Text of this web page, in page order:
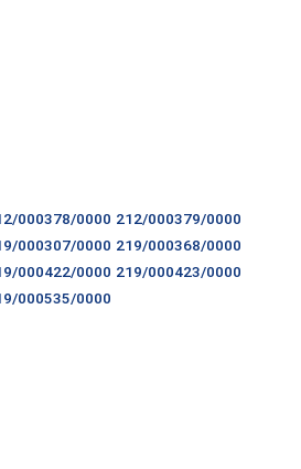
000378/0000 212/000379/0000
000307/0000 219/000368/0000
000422/0000 219/000423/0000
000535/0000